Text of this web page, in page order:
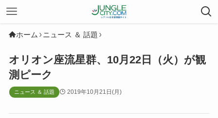
ホーム ニュース ＆ 話題
オリオン座流星群、10月22日（火）が観
測ピーク
ニュース ＆ 話題 2019年10月21日(月)